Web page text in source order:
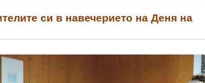
си в навечерието на Деня на